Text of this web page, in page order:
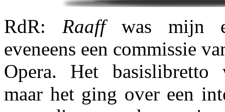
RdR: Raaffwas mijn
eveneens een commissie
Opera. Het basislibretto
maar het ging over een